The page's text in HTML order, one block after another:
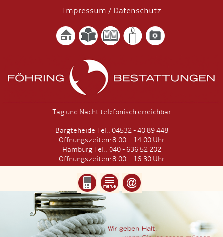
Impressum / Datenschutz
Tag und Nacht telefonisch erreichbar
Bargteheide Tel.: 04532 - 40 89 448
Öffnungszeiten: 8.00 – 14.00 Uhr
Hamburg Tel.: 040 - 636 52 202
Öffnungszeiten: 8.00 – 16.30 Uhr